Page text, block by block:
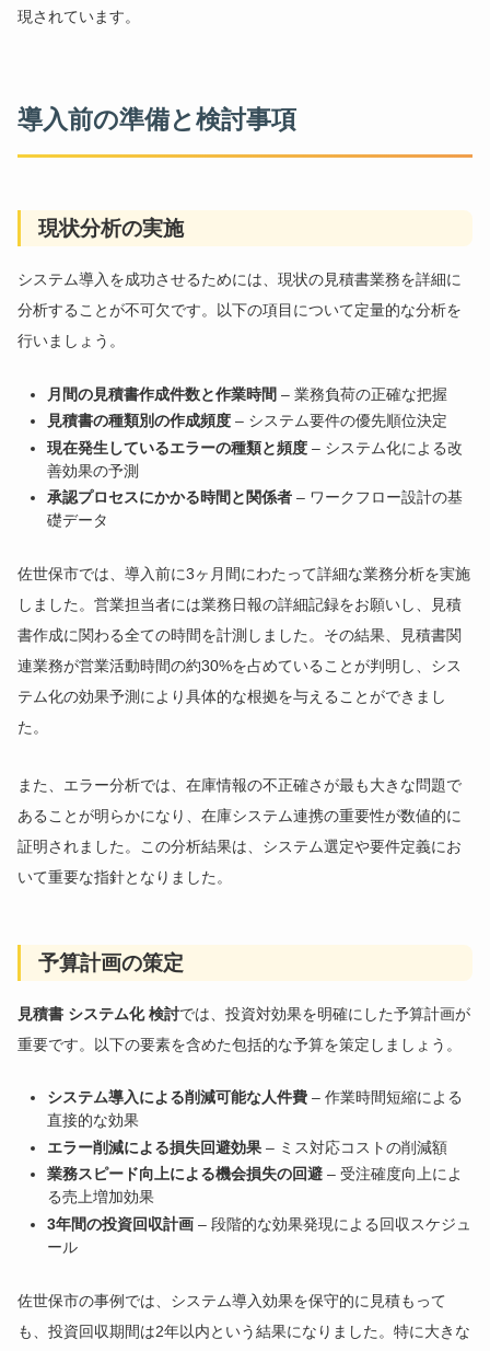
現されています。
導入前の準備と検討事項
現状分析の実施
システム導入を成功させるためには、現状の見積書業務を詳細に
分析することが不可欠です。以下の項目について定量的な分析を
行いましょう。
月間の見積書作成件数と作業時間 – 業務負荷の正確な把握
見積書の種類別の作成頻度 – システム要件の優先順位決定
現在発生しているエラーの種類と頻度 – システム化による改
善効果の予測
承認プロセスにかかる時間と関係者 – ワークフロー設計の基
礎データ
佐世保市では、導入前に3ヶ月間にわたって詳細な業務分析を実施
しました。営業担当者には業務日報の詳細記録をお願いし、見積
書作成に関わる全ての時間を計測しました。その結果、見積書関
連業務が営業活動時間の約30%を占めていることが判明し、シス
テム化の効果予測により具体的な根拠を与えることができまし
た。
また、エラー分析では、在庫情報の不正確さが最も大きな問題で
あることが明らかになり、在庫システム連携の重要性が数値的に
証明されました。この分析結果は、システム選定や要件定義にお
いて重要な指針となりました。
予算計画の策定
見積書 システム化 検討では、投資対効果を明確にした予算計画が
重要です。以下の要素を含めた包括的な予算を策定しましょう。
システム導入による削減可能な人件費 – 作業時間短縮による
直接的な効果
エラー削減による損失回避効果 – ミス対応コストの削減額
業務スピード向上による機会損失の回避 – 受注確度向上によ
る売上増加効果
3年間の投資回収計画 – 段階的な効果発現による回収スケジュ
ール
佐世保市の事例では、システム導入効果を保守的に見積もって
も、投資回収期間は2年以内という結果になりました。特に大きな